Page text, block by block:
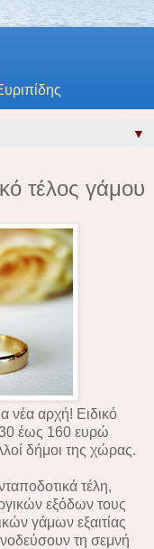
▼
τέλος γάμου
νέα αρχή! Ειδικό
έως 160 ευρώ
δήμοι της χώρας.
τέλη,
εξόδων τους
γάμων εξαιτίας
τη σεμνή